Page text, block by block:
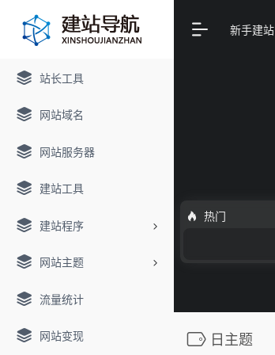
站长工具
网站域名
网站服务器
建站工具
建站程序
网站主题
流量统计
网站变现
新手建站
热门
日主题